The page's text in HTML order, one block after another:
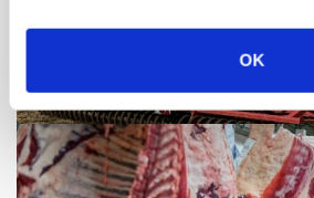
OK
Annonce
Loading...